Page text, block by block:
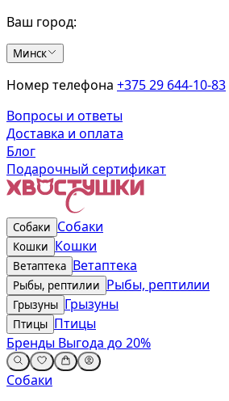
Ваш город:
Минск
Номер телефона +375 29 644-10-83
Вопросы и ответы
Доставка и оплата
Блог
Подарочный сертификат
Собаки Собаки
Кошки Кошки
Ветаптека Ветаптека
Рыбы, рептилии Рыбы, рептилии
Грызуны Грызуны
Птицы Птицы
Бренды Выгода до 20%
Собаки